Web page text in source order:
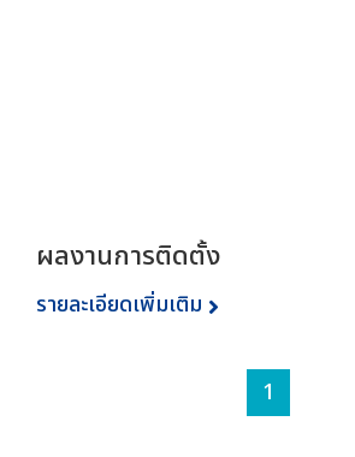
ผลงานการติดตั้ง
รายละเอียดเพิ่มเติม
1